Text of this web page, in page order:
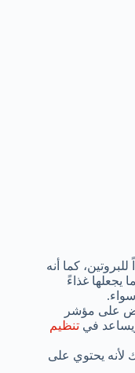
كما أنه
يجعلها غذاءً
سواء.
على مؤشر
في تنظيم
لأنه يحتوي على